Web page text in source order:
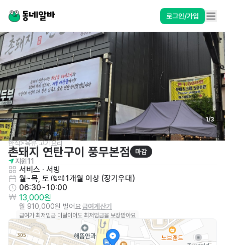
로그인/가입
1/3
한식>육류,고기요리
촌돼지 연탄구이 풍무본점
마감
지원11
서비스 · 서빙
월~목, 토 (협의) 1개월 이상 (장기우대)
06:30~10:00
13,000원
월 910,000원 벌어요급여계산기
급여가 최저임금 미달이어도 최저임금을 보장받아요